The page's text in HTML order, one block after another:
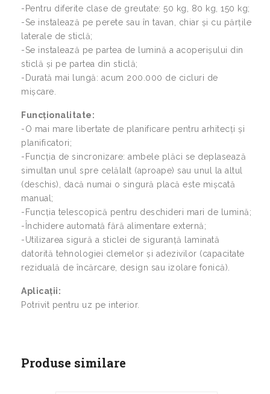
-Pentru diferite clase de greutate: 50 kg, 80 kg, 150 kg;
-Se instalează pe perete sau în tavan, chiar și cu părțile
laterale de sticlă;
-Se instalează pe partea de lumină a acoperișului din
sticlă și pe partea din sticlă;
-Durată mai lungă: acum 200.000 de cicluri de
mișcare.
Funcționalitate:
-O mai mare libertate de planificare pentru arhitecți și
planificatori;
-Funcția de sincronizare: ambele plăci se deplasează
simultan unul spre celălalt (aproape) sau unul la altul
(deschis), dacă numai o singură placă este mișcată
manual;
-Funcția telescopică pentru deschideri mari de lumină;
-Închidere automată fără alimentare externă;
-Utilizarea sigură a sticlei de siguranță laminată
datorită tehnologiei clemelor și adezivilor (capacitate
reziduală de încărcare, design sau izolare fonică).
Aplicații:
Potrivit pentru uz pe interior.
Produse similare